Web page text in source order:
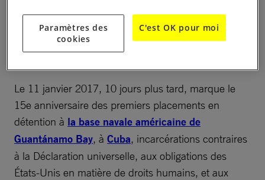
45 sans inculpation
Le 11 janvier 2017, 10 jours plus tard, marque le
15e anniversaire des premiers placements en
détention à la base navale américaine de
Guantánamo Bay, à Cuba, incarcérations contraires
à la Déclaration universelle, aux obligations des
États-Unis en matière de droits humains, et aux
Paramètres des
cookies
C'est OK pour moi